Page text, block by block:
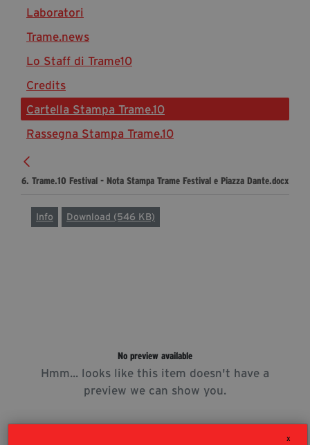
X
Rassegna Stampa
Partecipa
Diventa Partner
Sostienici
Fondazione Trame
La fondazione 2025
Civico Trame
Contatti
segreteria@tramefestival.it
6. Trame.10 Festival - Nota Stampa Trame Festival e Piazza Dante.docx
Info Download (546 KB)
No preview available
Hmm... looks like this item doesn't have a
preview we can show you.
Laboratori
Trame.news
Lo Staff di Trame10
Credits
Cartella Stampa Trame.10
Rassegna Stampa Trame.10